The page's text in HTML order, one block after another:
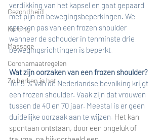
Gezondheid
Korting
Massage
Coronamaatregelen
Zo herken je het
verdikking van het kapsel en gaat gepaard
met pijn en bewegingsbeperkingen. We
spreken pas van een frozen shoulder
wanneer de schouder in tenminste drie
bewegingsrichtingen is beperkt.
Wat zijn oorzaken van een frozen shoulder?
Tot 5 % van de Nederlandse bevolking krijgt
een frozen shoulder. Vaak zijn dat vrouwen
tussen de 40 en 70 jaar. Meestal is er geen
duidelijke oorzaak aan te wijzen. Het kan
spontaan ontstaan, door een ongeluk of